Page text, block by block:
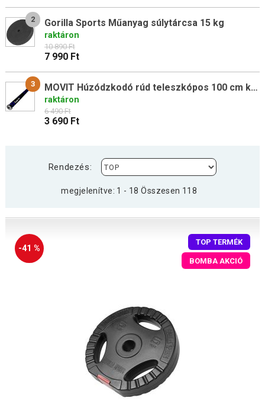
2 Gorilla Sports Műanyag súlytárcsa 15 kg
raktáron
10 890 Ft
7 990 Ft
3 MOVIT Húzódzkodó rúd teleszkópos 100 cm kék
raktáron
6 490 Ft
3 690 Ft
Rendezés:
megjelenítve: 1 - 18 Összesen 118
-41 %
TOP TERMÉK
BOMBA AKCIÓ